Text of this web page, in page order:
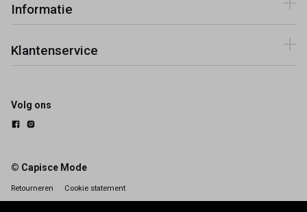
Informatie
Klantenservice
Volg ons
© Capisce Mode
Retourneren Cookie statement